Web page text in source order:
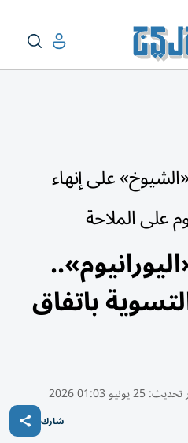
على إنهاء
الملاحة
باتفاق
تحديث:25 يونيو 01:03 2026
شارك